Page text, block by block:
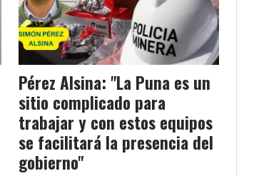
Pérez Alsina: "La Puna es un
sitio complicado para
trabajar y con estos equipos
se facilitará la presencia del
gobierno"